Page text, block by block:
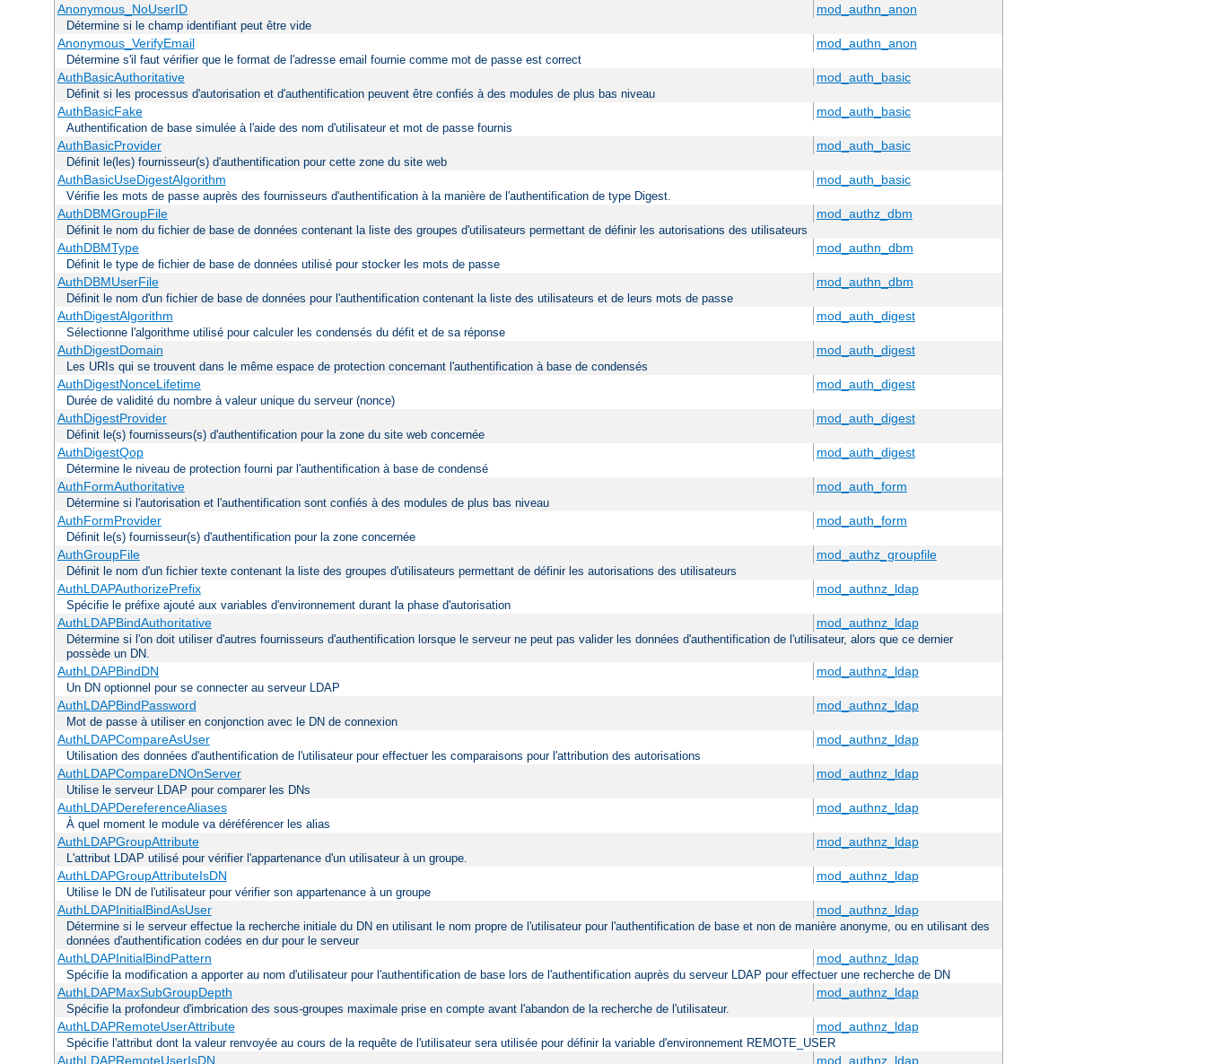
Anonymous_NoUserID mod_authn_anon
Détermine si le champ identifiant peut être vide
Anonymous_VerifyEmail mod_authn_anon
Détermine s'il faut vérifier que le format de l'adresse email fournie comme mot de passe est correct
AuthBasicAuthoritative mod_auth_basic
Définit si les processus d'autorisation et d'authentification peuvent être confiés à des modules de plus bas niveau
AuthBasicFake mod_auth_basic
Authentification de base simulée à l'aide des nom d'utilisateur et mot de passe fournis
AuthBasicProvider mod_auth_basic
Définit le(les) fournisseur(s) d'authentification pour cette zone du site web
AuthBasicUseDigestAlgorithm mod_auth_basic
Vérifie les mots de passe auprès des fournisseurs d'authentification à la manière de l'authentification de type Digest.
AuthDBMGroupFile mod_authz_dbm
Définit le nom du fichier de base de données contenant la liste des groupes d'utilisateurs permettant de définir les autorisations des utilisateurs
AuthDBMType mod_authn_dbm
Définit le type de fichier de base de données utilisé pour stocker les mots de passe
AuthDBMUserFile mod_authn_dbm
Définit le nom d'un fichier de base de données pour l'authentification contenant la liste des utilisateurs et de leurs mots de passe
AuthDigestAlgorithm mod_auth_digest
Sélectionne l'algorithme utilisé pour calculer les condensés du défit et de sa réponse
AuthDigestDomain mod_auth_digest
Les URIs qui se trouvent dans le même espace de protection concernant l'authentification à base de condensés
AuthDigestNonceLifetime mod_auth_digest
Durée de validité du nombre à valeur unique du serveur (nonce)
AuthDigestProvider mod_auth_digest
Définit le(s) fournisseurs(s) d'authentification pour la zone du site web concernée
AuthDigestQop mod_auth_digest
Détermine le niveau de protection fourni par l'authentification à base de condensé
AuthFormAuthoritative mod_auth_form
Détermine si l'autorisation et l'authentification sont confiés à des modules de plus bas niveau
AuthFormProvider mod_auth_form
Définit le(s) fournisseur(s) d'authentification pour la zone concernée
AuthGroupFile mod_authz_groupfile
Définit le nom d'un fichier texte contenant la liste des groupes d'utilisateurs permettant de définir les autorisations des utilisateurs
AuthLDAPAuthorizePrefix mod_authnz_ldap
Spécifie le préfixe ajouté aux variables d'environnement durant la phase d'autorisation
AuthLDAPBindAuthoritative mod_authnz_ldap
Détermine si l'on doit utiliser d'autres fournisseurs d'authentification lorsque le serveur ne peut pas valider les données d'authentification de l'utilisateur, alors que ce dernier
possède un DN.
AuthLDAPBindDN mod_authnz_ldap
Un DN optionnel pour se connecter au serveur LDAP
AuthLDAPBindPassword mod_authnz_ldap
Mot de passe à utiliser en conjonction avec le DN de connexion
AuthLDAPCompareAsUser mod_authnz_ldap
Utilisation des données d'authentification de l'utilisateur pour effectuer les comparaisons pour l'attribution des autorisations
AuthLDAPCompareDNOnServer mod_authnz_ldap
Utilise le serveur LDAP pour comparer les DNs
AuthLDAPDereferenceAliases mod_authnz_ldap
À quel moment le module va déréférencer les alias
AuthLDAPGroupAttribute mod_authnz_ldap
L'attribut LDAP utilisé pour vérifier l'appartenance d'un utilisateur à un groupe.
AuthLDAPGroupAttributeIsDN mod_authnz_ldap
Utilise le DN de l'utilisateur pour vérifier son appartenance à un groupe
AuthLDAPInitialBindAsUser mod_authnz_ldap
Détermine si le serveur effectue la recherche initiale du DN en utilisant le nom propre de l'utilisateur pour l'authentification de base et non de manière anonyme, ou en utilisant des
données d'authentification codées en dur pour le serveur
AuthLDAPInitialBindPattern mod_authnz_ldap
Spécifie la modification a apporter au nom d'utilisateur pour l'authentification de base lors de l'authentification auprès du serveur LDAP pour effectuer une recherche de DN
AuthLDAPMaxSubGroupDepth mod_authnz_ldap
Spécifie la profondeur d'imbrication des sous-groupes maximale prise en compte avant l'abandon de la recherche de l'utilisateur.
AuthLDAPRemoteUserAttribute mod_authnz_ldap
Spécifie l'attribut dont la valeur renvoyée au cours de la requête de l'utilisateur sera utilisée pour définir la variable d'environnement REMOTE_USER
AuthLDAPRemoteUserIsDN mod_authnz_ldap